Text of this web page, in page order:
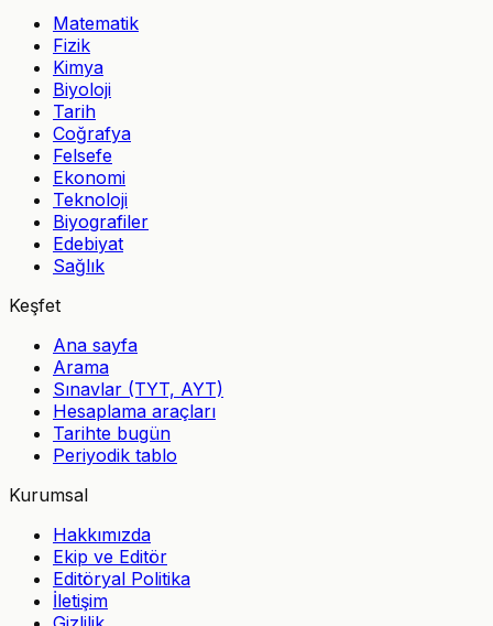
Matematik
Fizik
Kimya
Biyoloji
Tarih
Coğrafya
Felsefe
Ekonomi
Teknoloji
Biyografiler
Edebiyat
Sağlık
Keşfet
Ana sayfa
Arama
Sınavlar (TYT, AYT)
Hesaplama araçları
Tarihte bugün
Periyodik tablo
Kurumsal
Hakkımızda
Ekip ve Editör
Editöryal Politika
İletişim